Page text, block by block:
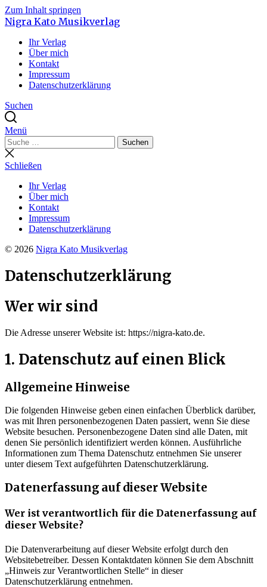
Zum Inhalt springen
Nigra Kato Musikverlag
Ihr Verlag
Über mich
Kontakt
Impressum
Datenschutzerklärung
Suchen
Menü
Suchen
nach:
Suchen
Suche
schließen
Schließen
Ihr Verlag
Über mich
Kontakt
Impressum
Datenschutzerklärung
© 2026 Nigra Kato Musikverlag
Datenschutzerklärung
Wer wir sind
Die Adresse unserer Website ist: https://nigra-kato.de.
1. Datenschutz auf einen Blick
Allgemeine Hinweise
Die folgenden Hinweise geben einen einfachen Überblick darüber,
was mit Ihren personenbezogenen Daten passiert, wenn Sie diese
Website besuchen. Personenbezogene Daten sind alle Daten, mit
denen Sie persönlich identifiziert werden können. Ausführliche
Informationen zum Thema Datenschutz entnehmen Sie unserer
unter diesem Text aufgeführten Datenschutzerklärung.
Datenerfassung auf dieser Website
Wer ist verantwortlich für die Datenerfassung auf
dieser Website?
Die Datenverarbeitung auf dieser Website erfolgt durch den
Websitebetreiber. Dessen Kontaktdaten können Sie dem Abschnitt
„Hinweis zur Verantwortlichen Stelle“ in dieser
Datenschutzerklärung entnehmen.